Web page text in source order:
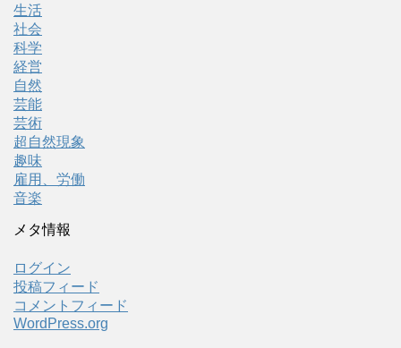
生活
社会
科学
経営
自然
芸能
芸術
超自然現象
趣味
雇用、労働
音楽
メタ情報
ログイン
投稿フィード
コメントフィード
WordPress.org